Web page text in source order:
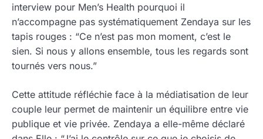
interview pour Men’s Health pourquoi il
n’accompagne pas systématiquement Zendaya sur les
tapis rouges : “Ce n’est pas mon moment, c’est le
sien. Si nous y allons ensemble, tous les regards sont
tournés vers nous.”
Cette attitude réfléchie face à la médiatisation de leur
couple leur permet de maintenir un équilibre entre vie
publique et vie privée. Zendaya a elle-même déclaré